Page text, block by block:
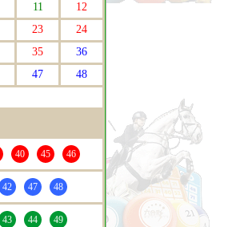
11
12
23
24
35
36
47
48
40 45 46
42 47 48
43 44 49